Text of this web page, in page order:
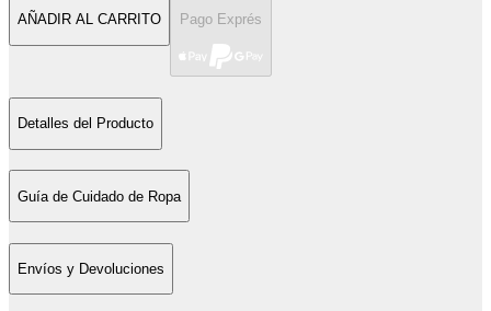
AÑADIR AL CARRITO Pago Exprés
Detalles del Producto
Guía de Cuidado de Ropa
Envíos y Devoluciones